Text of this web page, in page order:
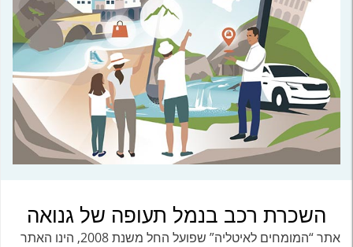
השכרת רכב בנמל תעופה של גנואה
אתר “המומחים לאיטליה” שפועל החל משנת 2008, הינו האתר